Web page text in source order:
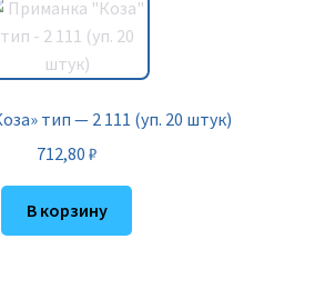
тип — 2 111 (уп. 20 штук)
712,80 ₽
В корзину